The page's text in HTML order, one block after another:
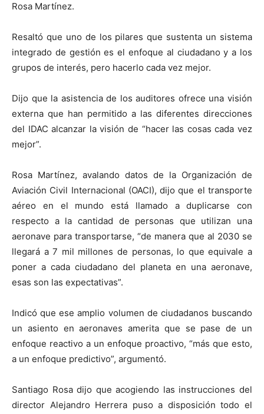
Rosa Martínez.
Resaltó que uno de los pilares que sustenta un sistema
integrado de gestión es el enfoque al ciudadano y a los
grupos de interés, pero hacerlo cada vez mejor.
Dijo que la asistencia de los auditores ofrece una visión
externa que han permitido a las diferentes direcciones
del IDAC alcanzar la visión de “hacer las cosas cada vez
mejor”.
Rosa Martínez, avalando datos de la Organización de
Aviación Civil Internacional (OACI), dijo que el transporte
aéreo en el mundo está llamado a duplicarse con
respecto a la cantidad de personas que utilizan una
aeronave para transportarse, “de manera que al 2030 se
llegará a 7 mil millones de personas, lo que equivale a
poner a cada ciudadano del planeta en una aeronave,
esas son las expectativas”.
Indicó que ese amplio volumen de ciudadanos buscando
un asiento en aeronaves amerita que se pase de un
enfoque reactivo a un enfoque proactivo, “más que esto,
a un enfoque predictivo”, argumentó.
Santiago Rosa dijo que acogiendo las instrucciones del
director Alejandro Herrera puso a disposición todo el